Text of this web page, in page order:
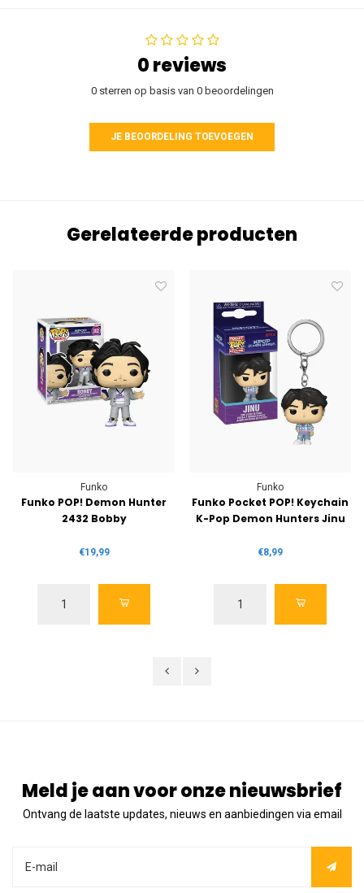
0 reviews
0 sterren op basis van 0 beoordelingen
JE BEOORDELING TOEVOEGEN
Gerelateerde producten
Funko
Funko POP! Demon Hunter
2432 Bobby
€19,99
Funko
Funko Pocket POP! Keychain
K-Pop Demon Hunters Jinu
€8,99
Meld je aan voor onze nieuwsbrief
Ontvang de laatste updates, nieuws en aanbiedingen via email